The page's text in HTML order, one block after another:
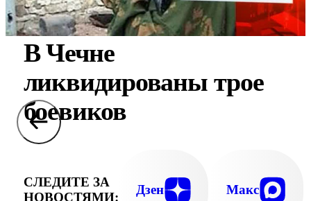
В Чечне
ликвидированы трое
боевиков
СЛЕДИТЕ ЗА
НОВОСТЯМИ:
Дзен Макс